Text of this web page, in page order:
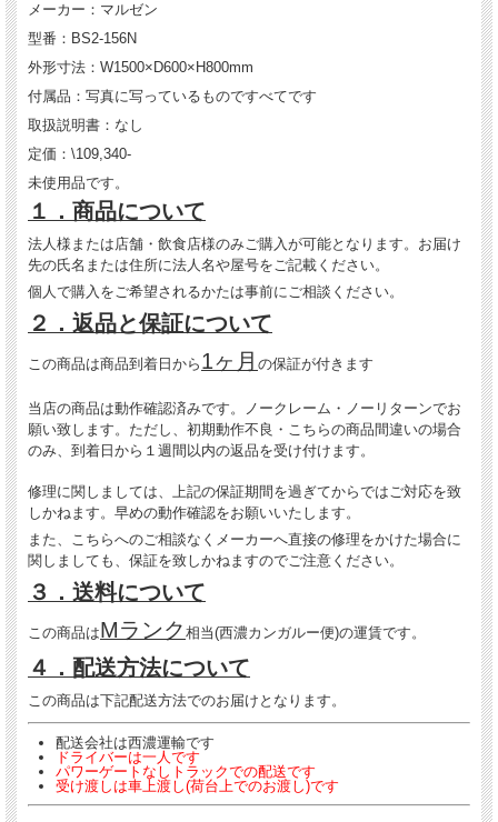
メーカー：マルゼン
型番：BS2-156N
外形寸法：W1500×D600×H800mm
付属品：写真に写っているものですべてです
取扱説明書：なし
定価：\109,340-
未使用品です。
１．商品について
法人様または店舗・飲食店様のみご購入が可能となります。お届け
先の氏名または住所に法人名や屋号をご記載ください。
個人で購入をご希望されるかたは事前にご相談ください。
２．返品と保証について
この商品は商品到着日から 1ヶ月 の保証が付きます
当店の商品は動作確認済みです。ノークレーム・ノーリターンでお
願い致します。ただし、初期動作不良・こちらの商品間違いの場合
のみ、到着日から１週間以内の返品を受け付けます。
修理に関しましては、上記の保証期間を過ぎてからではご対応を致
しかねます。早めの動作確認をお願いいたします。
また、こちらへのご相談なくメーカーへ直接の修理をかけた場合に
関しましても、保証を致しかねますのでご注意ください。
３．送料について
この商品はMランク 相当(西濃カンガルー便)の運賃です。
４．配送方法について
この商品は下記配送方法でのお届けとなります。
配送会社は西濃運輸です
ドライバーは一人です
パワーゲートなしトラックでの配送です
受け渡しは車上渡し(荷台上でのお渡し)です